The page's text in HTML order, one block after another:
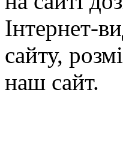
Інтернет-
сайту,
наш сайт.